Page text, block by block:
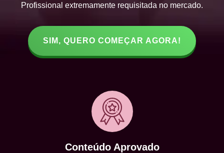
Profissional extremamente requisitada no mercado.
SIM, QUERO COMEÇAR AGORA!
Conteúdo Aprovado